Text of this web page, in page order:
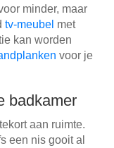
minder, maar
tv-meubel met
kan worden
voor je
badkamer
aan ruimte.
een nis gooit al